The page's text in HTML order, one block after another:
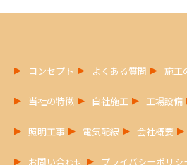
コンセプト よくある質問 施工
当社の特徴 自社施工 工場設備
照明工事 電気配線 会社概要
お問い合わせ プライバシーポリシ